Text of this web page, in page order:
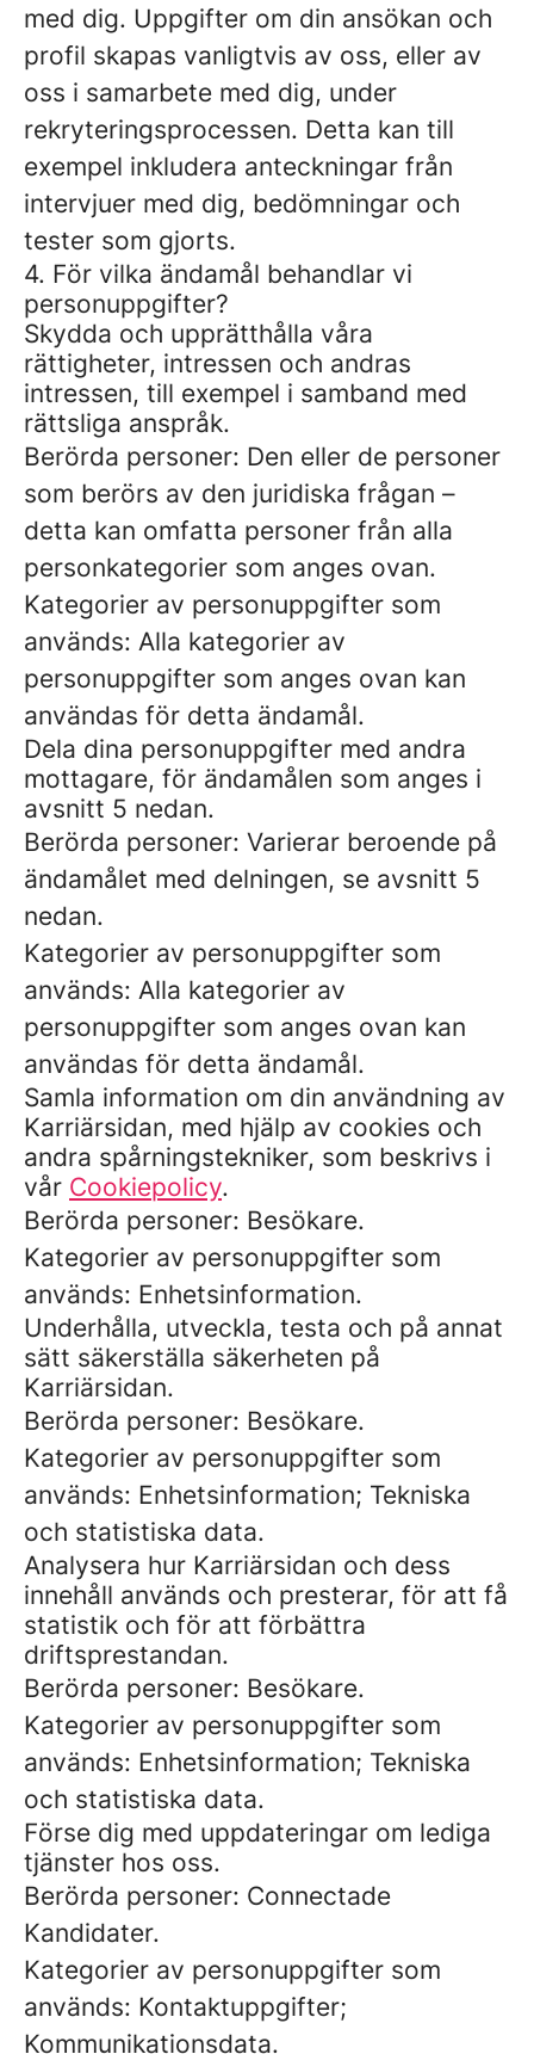
med dig. Uppgifter om din ansökan och
profil skapas vanligtvis av oss, eller av
oss i samarbete med dig, under
rekryteringsprocessen. Detta kan till
exempel inkludera anteckningar från
intervjuer med dig, bedömningar och
tester som gjorts.
4. För vilka ändamål behandlar vi
personuppgifter?
Skydda och upprätthålla våra
rättigheter, intressen och andras
intressen, till exempel i samband med
rättsliga anspråk.
Berörda personer: Den eller de personer
som berörs av den juridiska frågan –
detta kan omfatta personer från alla
personkategorier som anges ovan.
Kategorier av personuppgifter som
används: Alla kategorier av
personuppgifter som anges ovan kan
användas för detta ändamål.
Dela dina personuppgifter med andra
mottagare, för ändamålen som anges i
avsnitt 5 nedan.
Berörda personer: Varierar beroende på
ändamålet med delningen, se avsnitt 5
nedan.
Kategorier av personuppgifter som
används: Alla kategorier av
personuppgifter som anges ovan kan
användas för detta ändamål.
Samla information om din användning av
Karriärsidan, med hjälp av cookies och
andra spårningstekniker, som beskrivs i
vår Cookiepolicy.
Berörda personer: Besökare.
Kategorier av personuppgifter som
används: Enhetsinformation.
Underhålla, utveckla, testa och på annat
sätt säkerställa säkerheten på
Karriärsidan.
Berörda personer: Besökare.
Kategorier av personuppgifter som
används: Enhetsinformation; Tekniska
och statistiska data.
Analysera hur Karriärsidan och dess
innehåll används och presterar, för att få
statistik och för att förbättra
driftsprestandan.
Berörda personer: Besökare.
Kategorier av personuppgifter som
används: Enhetsinformation; Tekniska
och statistiska data.
Förse dig med uppdateringar om lediga
tjänster hos oss.
Berörda personer: Connectade
Kandidater.
Kategorier av personuppgifter som
används: Kontaktuppgifter;
Kommunikationsdata.